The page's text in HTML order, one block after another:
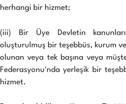
herhangi bir hizmet;
(iii) Bir Üye Devletin
oluşturulmuş bir teşebbüs, kurum
olunan veya tek başına veya
Federasyonu'nda yerleşik bir
hizmet.